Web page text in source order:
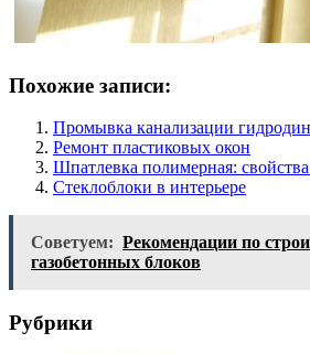
Похожие записи:
Промывка канализации
Ремонт пластиковых окон
Шпатлевка полимерная:
Стеклоблоки в интерьере
Советуем: Рекомендации по
газобетонных блоков
Рубрики